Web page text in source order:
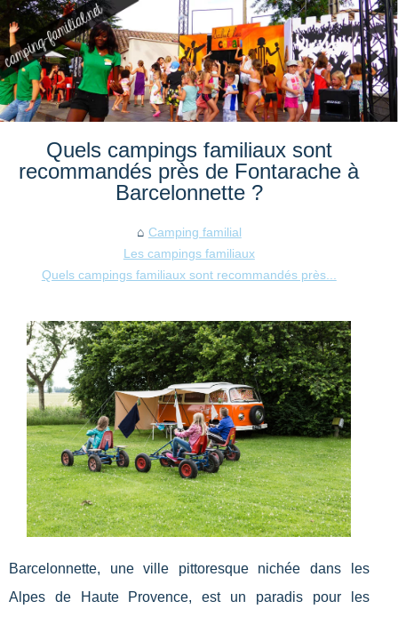
Quels campings familiaux sont
recommandés près de Fontarache à
Barcelonnette ?
Camping familial
Les campings familiaux
Quels campings familiaux sont recommandés près...
Barcelonnette, une ville pittoresque nichée dans les
Alpes de Haute Provence, est un paradis pour les